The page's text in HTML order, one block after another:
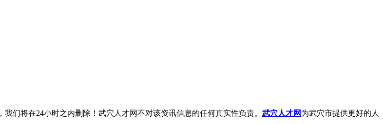
，我们将在24小时之内删除！武穴人才网不对该资讯信息的任何真实性负责。 武穴人才网为武穴市提供更好的人